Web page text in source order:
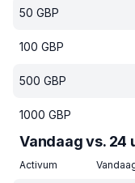
50 GBP
100 GBP
500 GBP
1000 GBP
Vandaag vs. 24
Activum